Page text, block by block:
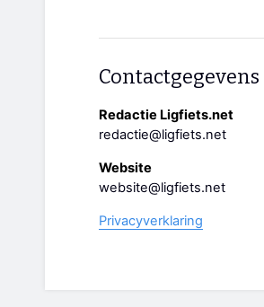
Contactgegevens
Redactie Ligfiets.net
redactie@ligfiets.net
Website
website@ligfiets.net
Privacyverklaring